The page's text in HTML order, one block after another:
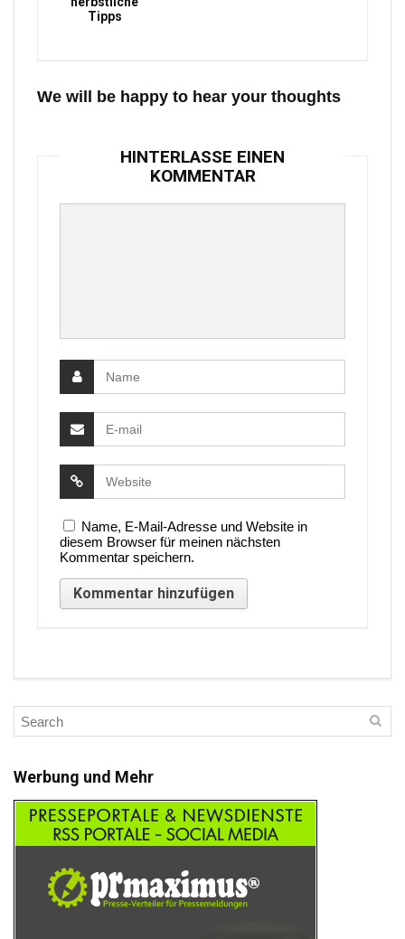
Tipps
We will be happy to hear your thoughts
HINTERLASSE EINEN
KOMMENTAR
Name, E-Mail-Adresse und Website in
diesem Browser für meinen nächsten
Kommentar speichern.
Werbung und Mehr